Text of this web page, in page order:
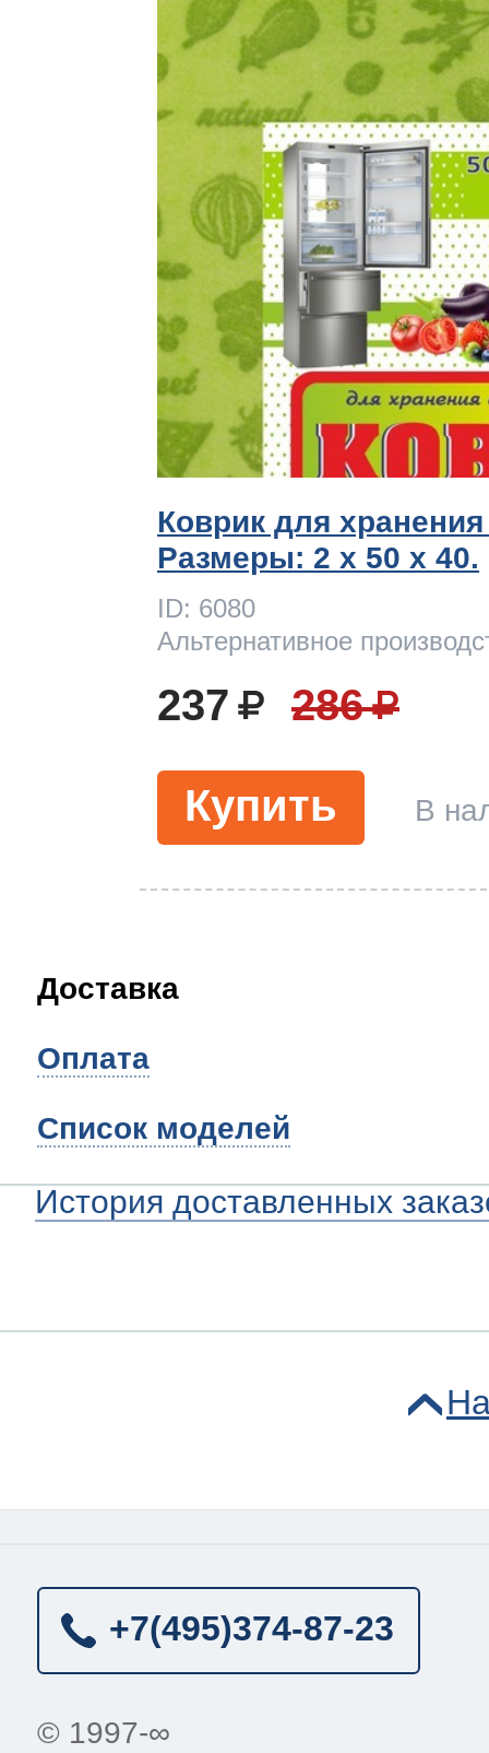
Коврик для
Размеры: 2 x 50 х 40.
ID: 6080
Альтернативное
237 286
Купить В
Доставка
Оплата
Список моделей
История доставленных
+7(495)374-87-23
© 1997-∞